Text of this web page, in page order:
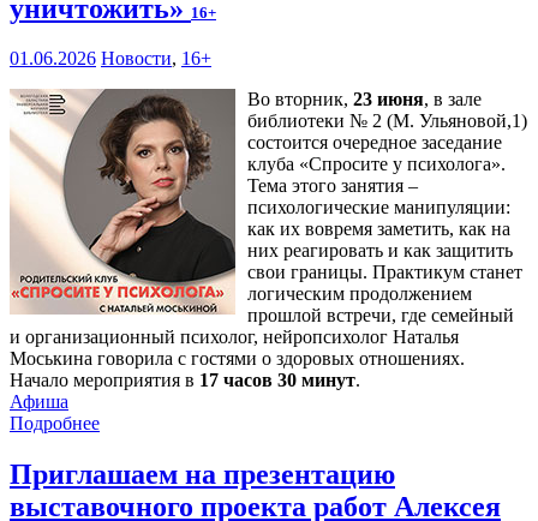
уничтожить» 16+
01.06.2026 Новости, 16+
Во вторник, 23 июня, в зале
библиотеки № 2 (М. Ульяновой,1)
состоится очередное заседание
клуба «Спросите у психолога».
Тема этого занятия –
психологические манипуляции:
как их вовремя заметить, как на
них реагировать и как защитить
свои границы. Практикум станет
логическим продолжением
прошлой встречи, где семейный
и организационный психолог, нейропсихолог Наталья
Моськина говорила с гостями о здоровых отношениях.
Начало мероприятия в 17 часов 30 минут.
Афиша
Подробнее
Приглашаем на презентацию
выставочного проекта работ Алексея